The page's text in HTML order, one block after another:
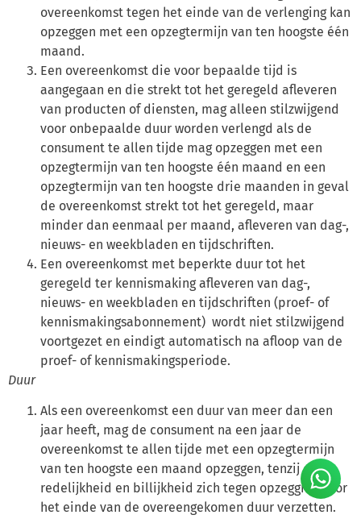
overeenkomst tegen het einde van de verlenging kan
opzeggen met een opzegtermijn van ten hoogste één
maand.
Een overeenkomst die voor bepaalde tijd is
aangegaan en die strekt tot het geregeld afleveren
van producten of diensten, mag alleen stilzwijgend
voor onbepaalde duur worden verlengd als de
consument te allen tijde mag opzeggen met een
opzegtermijn van ten hoogste één maand en een
opzegtermijn van ten hoogste drie maanden in geval
de overeenkomst strekt tot het geregeld, maar
minder dan eenmaal per maand, afleveren van dag-,
nieuws- en weekbladen en tijdschriften.
Een overeenkomst met beperkte duur tot het
geregeld ter kennismaking afleveren van dag-,
nieuws- en weekbladen en tijdschriften (proef- of
kennismakingsabonnement) wordt niet stilzwijgend
voortgezet en eindigt automatisch na afloop van de
proef- of kennismakingsperiode.
Duur
Als een overeenkomst een duur van meer dan een
jaar heeft, mag de consument na een jaar de
overeenkomst te allen tijde met een opzegtermijn
van ten hoogste een maand opzeggen, tenzij de
redelijkheid en billijkheid zich tegen opzegging vóór
het einde van de overeengekomen duur verzetten.